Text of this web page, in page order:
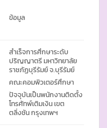
ข้อมูล
สำเร็จการศึกษาระดับ
ปริญญาตรี มหาวิทยาลัย
ราชภัฏบุรีรัมย์ จ.บุรีรัมย์
คณะคอมพิวเตอร์ศึกษา
ปัจจุบันเป็นพนักงานติดตั้ง
โทรศัทพ์เติมเงิน เขต
ตลิ่งชัน กรุงเทพฯ